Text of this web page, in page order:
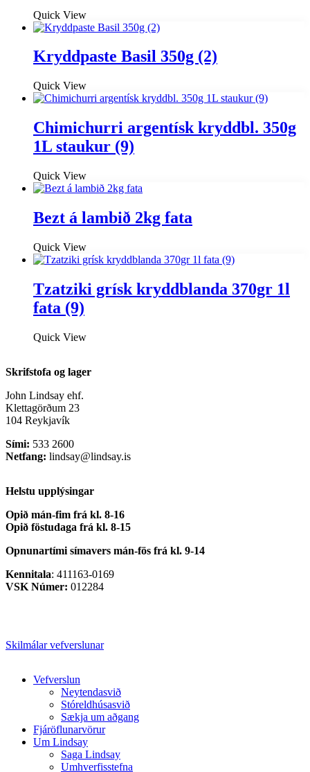
Quick View
Kryddpaste Basil 350g (2)
Quick View
Chimichurri argentísk kryddbl. 350g
1L staukur (9)
Quick View
Bezt á lambið 2kg fata
Quick View
Tzatziki grísk kryddblanda 370gr 1l
fata (9)
Quick View
Skrifstofa og lager
John Lindsay ehf.
Klettagörðum 23
104 Reykjavík
Sími: 533 2600
Netfang: lindsay@lindsay.is
Helstu upplýsingar
Opið mán-fim frá kl. 8-16
Opið föstudaga frá kl. 8-15
Opnunartími símavers mán-fös frá kl. 9-14
Kennitala: 411163-0169
VSK Númer: 012284
Skilmálar vefverslunar
Close
Vefverslun
Neytendasvið
Stóreldhúsasvið
Sækja um aðgang
Fjáröflunarvörur
Um Lindsay
Saga Lindsay
Umhverfisstefna